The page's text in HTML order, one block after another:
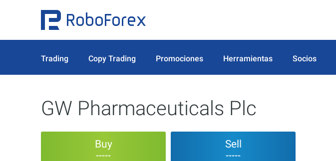
Trading Copy Trading Promociones Herramientas Socios
GW Pharmaceuticals Plc
Buy
-----
Sell
-----